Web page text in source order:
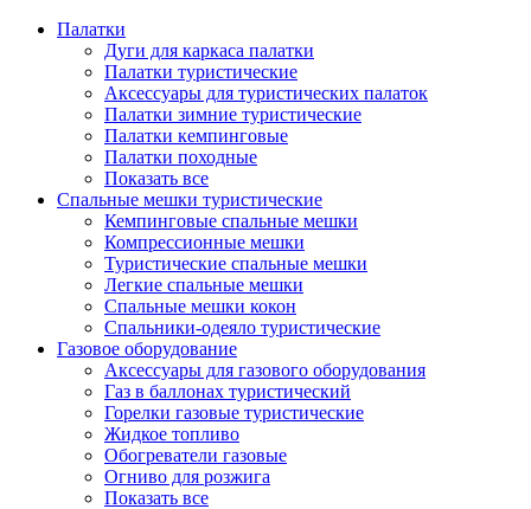
Палатки
Дуги для каркаса палатки
Палатки туристические
Аксессуары для туристических палаток
Палатки зимние туристические
Палатки кемпинговые
Палатки походные
Показать все
Спальные мешки туристические
Кемпинговые спальные мешки
Компрессионные мешки
Туристические спальные мешки
Легкие спальные мешки
Спальные мешки кокон
Спальники-одеяло туристические
Газовое оборудование
Аксессуары для газового оборудования
Газ в баллонах туристический
Горелки газовые туристические
Жидкое топливо
Обогреватели газовые
Огниво для розжига
Показать все